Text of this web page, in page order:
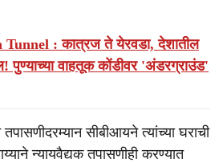
: कात्रज ते येरवडा, देशातील
वाहतूक कोंडीवर 'अंडरग्राउंड'
सीबीआयने त्यांच्या घराची
न्यायवैद्यक तपासणीही करण्यात